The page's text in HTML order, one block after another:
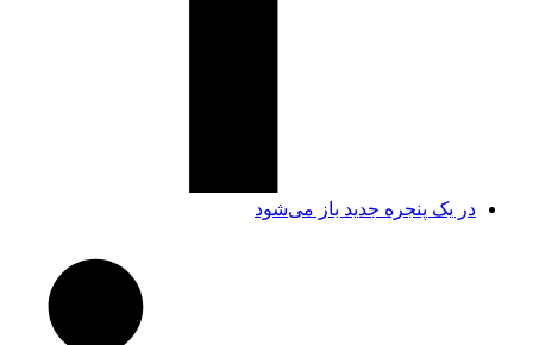
در یک پنجره جدید باز می‌شود